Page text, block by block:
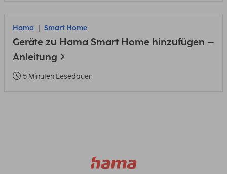
Hama Smart Home
Geräte zu Hama Smart Home hinzufügen –
Anleitung
5 Minuten Lesedauer